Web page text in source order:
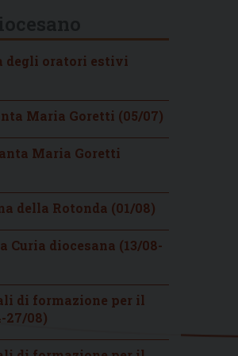
degli oratori estivi
Maria Goretti (05/07)
Maria Goretti
della Rotonda (01/08)
Curia diocesana (13/08-
di formazione per il
27/08)